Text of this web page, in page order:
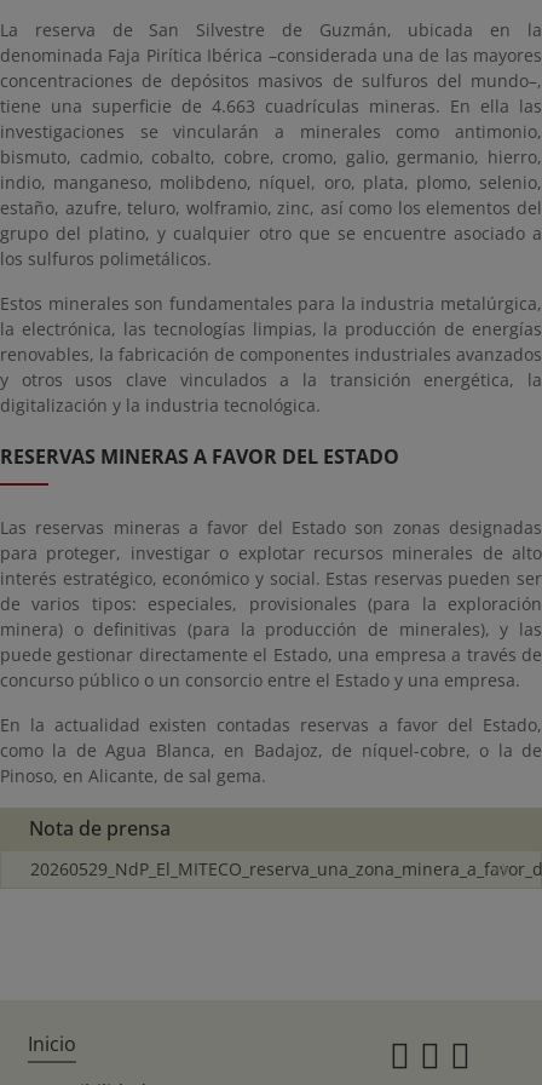
La reserva de San Silvestre de Guzmán, ubicada en la
denominada Faja Pirítica Ibérica –considerada una de las mayores
concentraciones de depósitos masivos de sulfuros del mundo–,
tiene una superficie de 4.663 cuadrículas mineras. En ella las
investigaciones se vincularán a minerales como antimonio,
bismuto, cadmio, cobalto, cobre, cromo, galio, germanio, hierro,
indio, manganeso, molibdeno, níquel, oro, plata, plomo, selenio,
estaño, azufre, teluro, wolframio, zinc, así como los elementos del
grupo del platino, y cualquier otro que se encuentre asociado a
los sulfuros polimetálicos.
Estos minerales son fundamentales para la industria metalúrgica,
la electrónica, las tecnologías limpias, la producción de energías
renovables, la fabricación de componentes industriales avanzados
y otros usos clave vinculados a la transición energética, la
digitalización y la industria tecnológica.
RESERVAS MINERAS A FAVOR DEL ESTADO
Las reservas mineras a favor del Estado son zonas designadas
para proteger, investigar o explotar recursos minerales de alto
interés estratégico, económico y social. Estas reservas pueden ser
de varios tipos: especiales, provisionales (para la exploración
minera) o definitivas (para la producción de minerales), y las
puede gestionar directamente el Estado, una empresa a través de
concurso público o un consorcio entre el Estado y una empresa.
En la actualidad existen contadas reservas a favor del Estado,
como la de Agua Blanca, en Badajoz, de níquel-cobre, o la de
Pinoso, en Alicante, de sal gema.
Nota de prensa
Inicio